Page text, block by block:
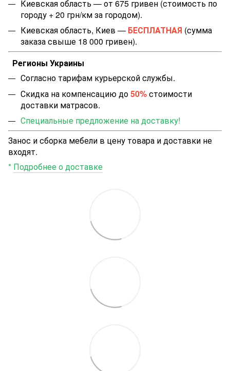
Киевская область — от 675 гривен (стоимость по
городу + 20 грн/км за городом).
Киевская область, Киев — БЕСПЛАТНАЯ (сумма
заказа свыше 18 000 гривен).
Регионы Украины
Согласно тарифам курьерской службы.
Скидка на компенсацию до50%стоимости
доставки матрасов.
Специальные предложение на доставку!
Занос и сборка мебели в цену товара и доставки не
входят.
* Подробнее о доставке